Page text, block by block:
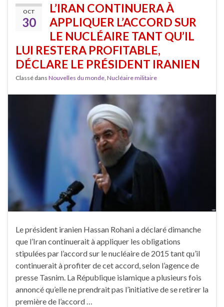
OCT
30
L’IRAN CONTINUERA À
APPLIQUER L’ACCORD SUR
LE NUCLÉAIRE TANT QU’IL
LUI RESTERA PROFITABLE,
DÉCLARE LE PRÉSIDENT IRANIEN
Classé dans Nouvelles du monde Nucléaire militaire
Le président iranien Hassan Rohani a déclaré dimanche
que l’Iran continuerait à appliquer les obligations
stipulées par l’accord sur le nucléaire de 2015 tant qu’il
continuerait à profiter de cet accord, selon l’agence de
presse Tasnim. La République islamique a plusieurs fois
annoncé qu’elle ne prendrait pas l’initiative de se retirer la
première de l’accord …